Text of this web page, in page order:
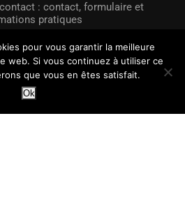
: contact, formulaire et
pratiques
utiles
pour un prêt immobilier
Conçu et développé par
pour vous garantir la meilleure
web. Si vous continuez à utiliser ce
que vous en êtes satisfait.
Ok